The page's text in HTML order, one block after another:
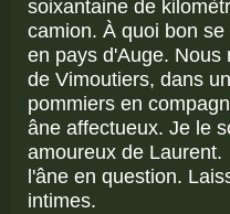
soixantaine de
camion. À quoi bon
en pays d'Auge. Nous
de Vimoutiers, dans
pommiers en
âne affectueux. Je le
amoureux de
l'âne en question.
intimes.